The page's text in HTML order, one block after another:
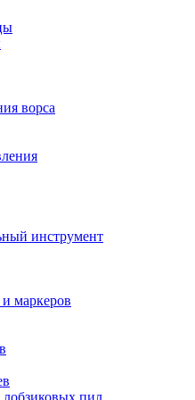
ворса
инструмент
маркеров
пил